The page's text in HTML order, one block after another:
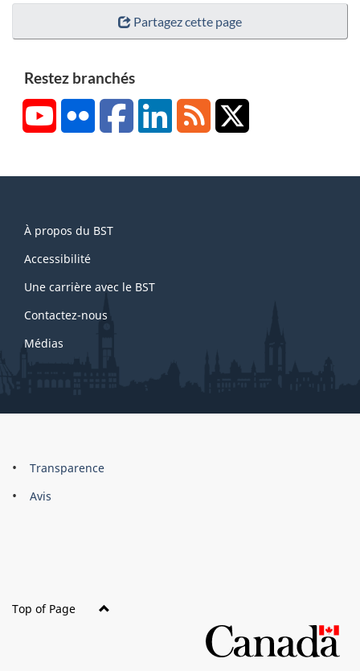
Partagez cette page
Restez branchés
YouTubeFlickr FacebookLinkedInRSS
this
site
À propos du BST
Accessibilité
Une carrière avec le BST
Contactez-nous
Médias
About
this
Brand
Transparence
Avis
Top of Page